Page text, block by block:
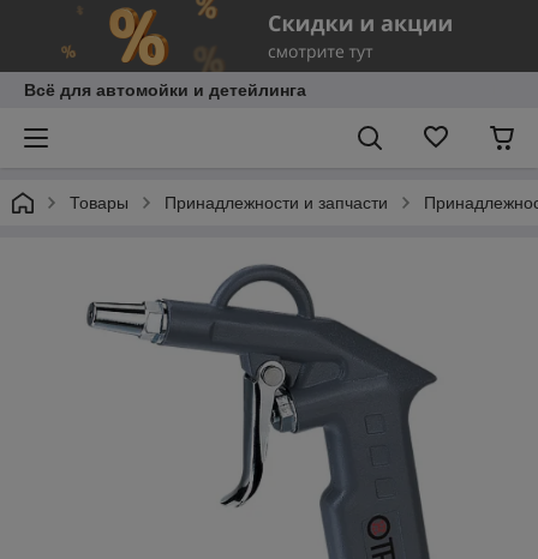
Всё для автомойки и детейлинга
Товары Принадлежности и запчасти